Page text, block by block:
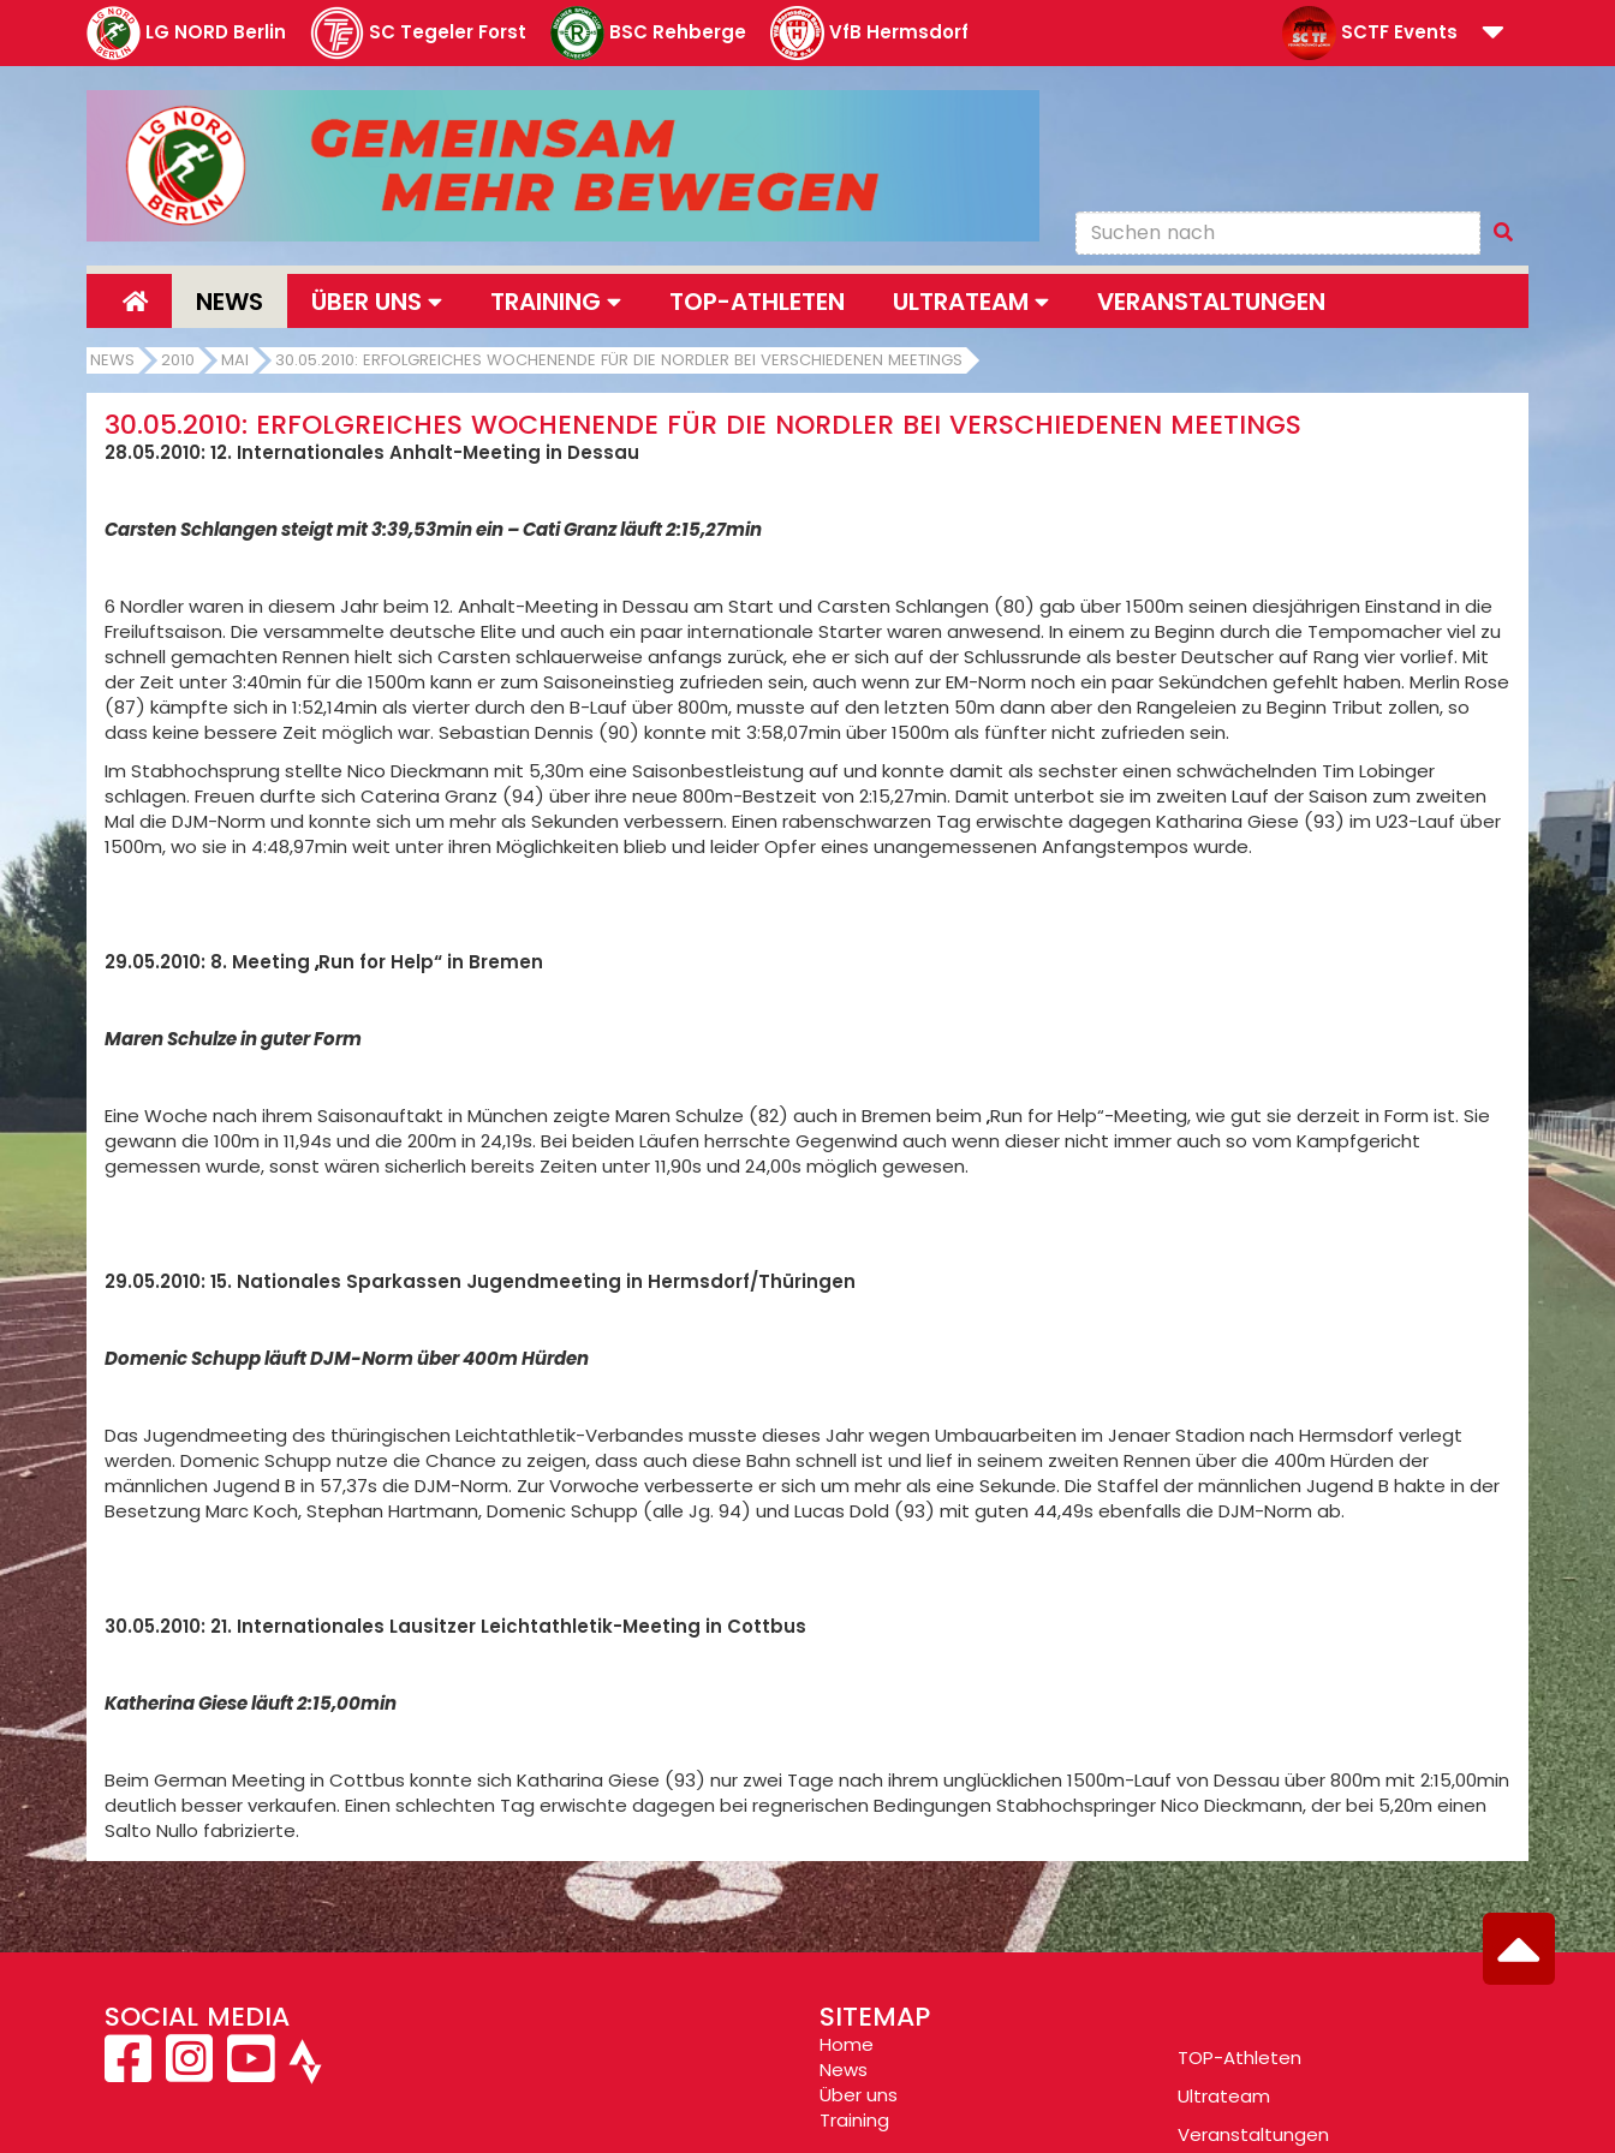
LG NORD Berlin SC Tegeler Forst BSC Rehberge VfB Hermsdorf SCTF Events
NEWS ÜBER UNS TRAINING TOP-ATHLETEN ULTRATEAM VERANSTALTUNGEN
NEWS 2010 MAI 30.05.2010: ERFOLGREICHES WOCHENENDE FÜR DIE NORDLER BEI VERSCHIEDENEN MEETINGS
30.05.2010: ERFOLGREICHES WOCHENENDE FÜR DIE NORDLER BEI VERSCHIEDENEN MEETINGS
28.05.2010: 12. Internationales Anhalt-Meeting in Dessau
Carsten Schlangen steigt mit 3:39,53min ein – Cati Granz läuft 2:15,27min
6 Nordler waren in diesem Jahr beim 12. Anhalt-Meeting in Dessau am Start und Carsten Schlangen (80) gab über 1500m seinen diesjährigen Einstand in die
Freiluftsaison. Die versammelte deutsche Elite und auch ein paar internationale Starter waren anwesend. In einem zu Beginn durch die Tempomacher viel zu
schnell gemachten Rennen hielt sich Carsten schlauerweise anfangs zurück, ehe er sich auf der Schlussrunde als bester Deutscher auf Rang vier vorlief. Mit
der Zeit unter 3:40min für die 1500m kann er zum Saisoneinstieg zufrieden sein, auch wenn zur EM-Norm noch ein paar Sekündchen gefehlt haben. Merlin Rose
(87) kämpfte sich in 1:52,14min als vierter durch den B-Lauf über 800m, musste auf den letzten 50m dann aber den Rangeleien zu Beginn Tribut zollen, so
dass keine bessere Zeit möglich war. Sebastian Dennis (90) konnte mit 3:58,07min über 1500m als fünfter nicht zufrieden sein.
Im Stabhochsprung stellte Nico Dieckmann mit 5,30m eine Saisonbestleistung auf und konnte damit als sechster einen schwächelnden Tim Lobinger
schlagen. Freuen durfte sich Caterina Granz (94) über ihre neue 800m-Bestzeit von 2:15,27min. Damit unterbot sie im zweiten Lauf der Saison zum zweiten
Mal die DJM-Norm und konnte sich um mehr als Sekunden verbessern. Einen rabenschwarzen Tag erwischte dagegen Katharina Giese (93) im U23-Lauf über
1500m, wo sie in 4:48,97min weit unter ihren Möglichkeiten blieb und leider Opfer eines unangemessenen Anfangstempos wurde.
29.05.2010: 8. Meeting „Run for Help“ in Bremen
Maren Schulze in guter Form
Eine Woche nach ihrem Saisonauftakt in München zeigte Maren Schulze (82) auch in Bremen beim „Run for Help“-Meeting, wie gut sie derzeit in Form ist. Sie
gewann die 100m in 11,94s und die 200m in 24,19s. Bei beiden Läufen herrschte Gegenwind auch wenn dieser nicht immer auch so vom Kampfgericht
gemessen wurde, sonst wären sicherlich bereits Zeiten unter 11,90s und 24,00s möglich gewesen.
29.05.2010: 15. Nationales Sparkassen Jugendmeeting in Hermsdorf/Thüringen
Domenic Schupp läuft DJM-Norm über 400m Hürden
Das Jugendmeeting des thüringischen Leichtathletik-Verbandes musste dieses Jahr wegen Umbauarbeiten im Jenaer Stadion nach Hermsdorf verlegt
werden. Domenic Schupp nutze die Chance zu zeigen, dass auch diese Bahn schnell ist und lief in seinem zweiten Rennen über die 400m Hürden der
männlichen Jugend B in 57,37s die DJM-Norm. Zur Vorwoche verbesserte er sich um mehr als eine Sekunde. Die Staffel der männlichen Jugend B hakte in der
Besetzung Marc Koch, Stephan Hartmann, Domenic Schupp (alle Jg. 94) und Lucas Dold (93) mit guten 44,49s ebenfalls die DJM-Norm ab.
30.05.2010: 21. Internationales Lausitzer Leichtathletik-Meeting in Cottbus
Katherina Giese läuft 2:15,00min
Beim German Meeting in Cottbus konnte sich Katharina Giese (93) nur zwei Tage nach ihrem unglücklichen 1500m-Lauf von Dessau über 800m mit 2:15,00min
deutlich besser verkaufen. Einen schlechten Tag erwischte dagegen bei regnerischen Bedingungen Stabhochspringer Nico Dieckmann, der bei 5,20m einen
Salto Nullo fabrizierte.
SOCIAL MEDIA SITEMAP
Home
News
Über uns
Training
TOP-Athleten
Ultrateam
Veranstaltungen